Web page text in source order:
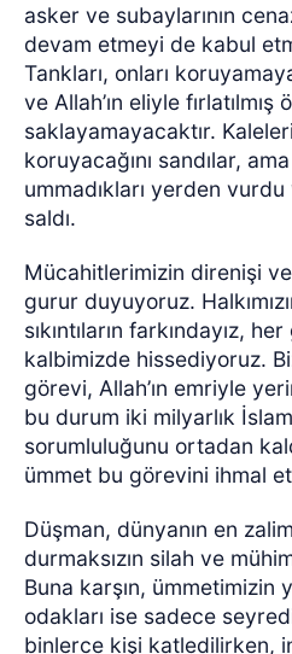
asker ve subaylarının
devam etmeyi de kabul
Tankları, onları
ve Allah’ın eliyle
saklayamayacaktır.
koruyacağını sandılar,
ummadıkları yerden
saldı.
Mücahitlerimizin direnişi
gurur duyuyoruz.
sıkıntıların farkındayız,
kalbimizde hissediyoruz.
görevi, Allah’ın emriyle
bu durum iki milyarlık
sorumluluğunu ortadan
ümmet bu görevini ihmal
Düşman, dünyanın en
durmaksızın silah ve
Buna karşın, ümmetimizin
odakları ise sadece
binlerce kişi katledilirken,